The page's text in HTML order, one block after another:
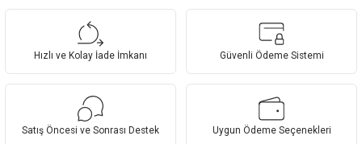
Ürün resmi kalitesiz, bozuk veya görüntülenemiyor.
Ürün açıklamasında eksik bilgiler bulunuyor.
Bu ürüne benzer farklı alternatifler olmalı.
Hızlı ve Kolay İade İmkanı Güvenli Ödeme Sistemi
Satış Öncesi ve Sonrası Destek Uygun Ödeme Seçenekleri